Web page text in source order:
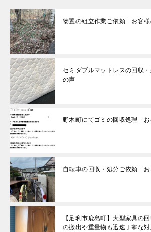
物置の組立作業ご依頼 お客様
セミダブルマットレスの回収
の声
野木町にてゴミの回収処理 お
自転車の回収・処分ご依頼 お
【足利市鹿島町】大型家具の
の搬出や重量物も迅速丁寧な